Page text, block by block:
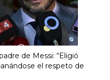
de Messi: “Eligió
el respeto de